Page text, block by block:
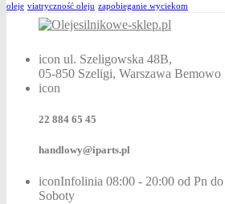
oleje viatryczność oleju zapobieganie wyciekom
icon ul. Szeligowska 48B,
05-850 Szeligi, Warszawa Bemowo
icon
22 884 65 45
handlowy@iparts.pl
iconInfolinia 08:00 - 20:00 od Pn
Soboty